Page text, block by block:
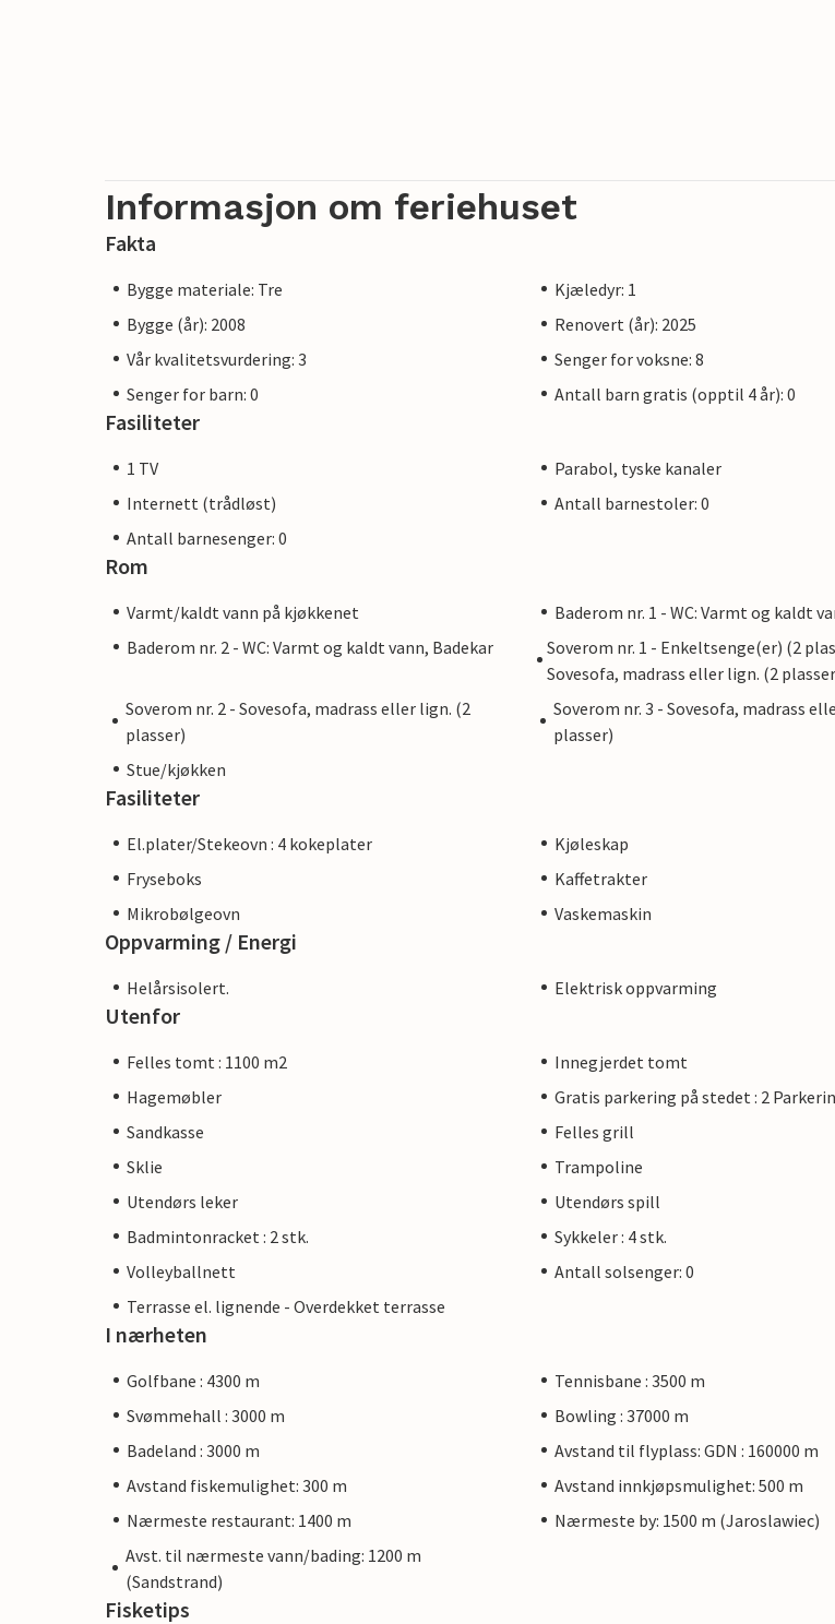
Informasjon om feriehuset
Fakta
Bygge materiale: Tre
Kjæledyr: 1
Bygge (år): 2008
Renovert (år): 2025
Vår kvalitetsvurdering: 3
Senger for voksne: 8
Senger for barn: 0
Antall barn gratis (opptil 4 år): 0
Fasiliteter
1 TV
Parabol, tyske kanaler
Internett (trådløst)
Antall barnestoler: 0
Antall barnesenger: 0
Rom
Varmt/kaldt vann på kjøkkenet
Baderom nr. 1 - WC: Varmt og kaldt
Baderom nr. 2 - WC: Varmt og kaldt vann, Badekar
Soverom nr. 1 - Enkeltsenge(er) (2
Sovesofa, madrass eller lign. (2
Soverom nr. 2 - Sovesofa, madrass eller lign. (2
plasser)
Soverom nr. 3 - Sovesofa, madrass
plasser)
Stue/kjøkken
Fasiliteter
El.plater/Stekeovn : 4 kokeplater
Kjøleskap
Fryseboks
Kaffetrakter
Mikrobølgeovn
Vaskemaskin
Oppvarming / Energi
Helårsisolert. Elektrisk oppvarming
Utenfor
Felles tomt : 1100 m2
Innegjerdet tomt
Hagemøbler
Gratis parkering på stedet : 2
Sandkasse
Felles grill
Sklie
Trampoline
Utendørs leker
Utendørs spill
Badmintonracket : 2 stk.
Sykkeler : 4 stk.
Volleyballnett
Antall solsenger: 0
Terrasse el. lignende - Overdekket terrasse
I nærheten
Golfbane : 4300 m
Tennisbane : 3500 m
Svømmehall : 3000 m
Bowling : 37000 m
Badeland : 3000 m
Avstand til flyplass: GDN : 160000 m
Avstand fiskemulighet: 300 m
Avstand innkjøpsmulighet: 500 m
Nærmeste restaurant: 1400 m
Nærmeste by: 1500 m (Jaroslawiec)
Avst. til nærmeste vann/bading: 1200 m
(Sandstrand)
Fisketips